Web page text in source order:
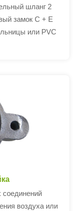
шланг 2
замок C + E
или PVC
воздуха или